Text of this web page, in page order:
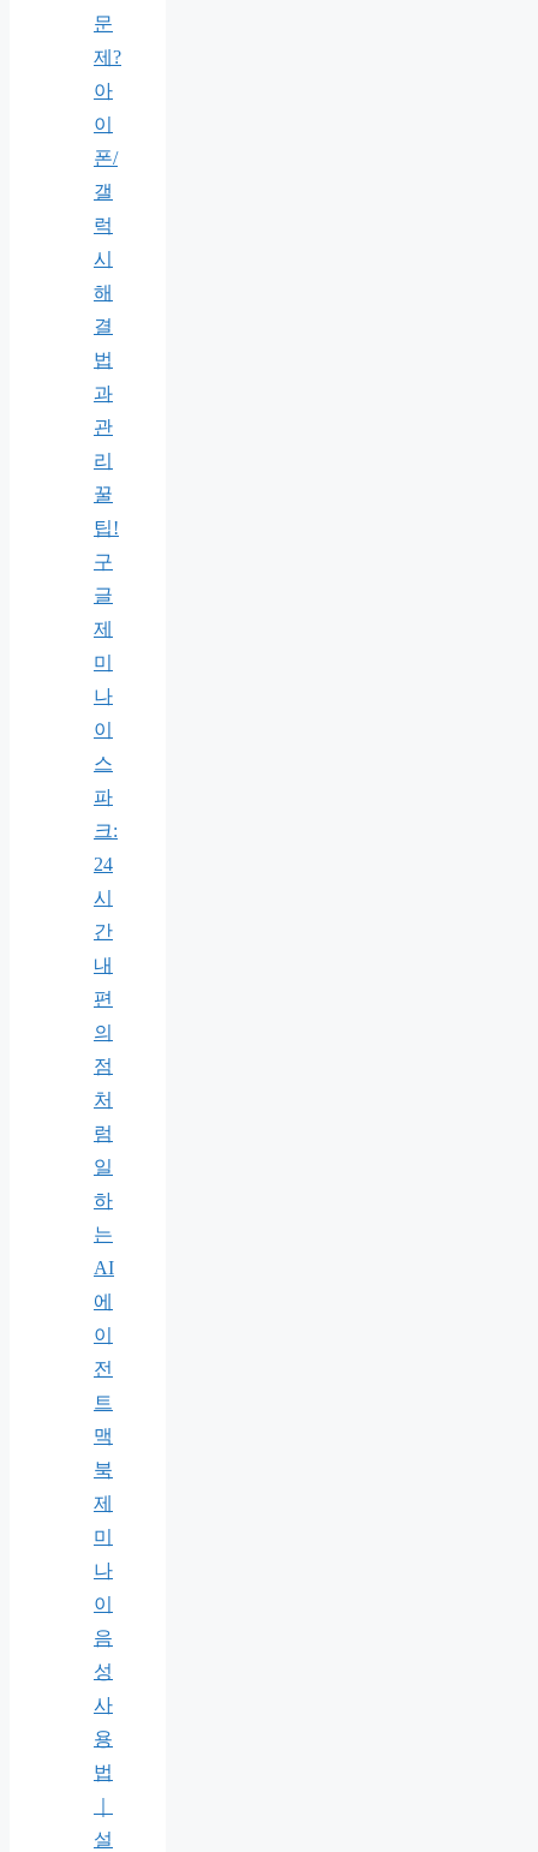
문
제?
아
이
폰/
갤
럭
시
해
결
법
과
관
리
꿀
팁!
구
글
제
미
나
이
스
파
크:
24
시
간
내
편
의
점
처
럼
일
하
는
AI
에
이
전
트
맥
북
제
미
나
이
음
성
사
용
법
설